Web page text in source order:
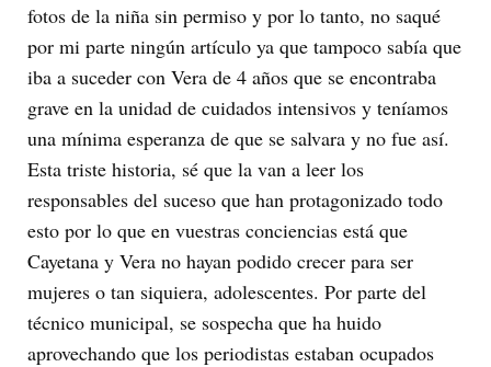
fotos de la niña sin permiso y por lo tanto, no saqué
por mi parte ningún artículo ya que tampoco sabía que
iba a suceder con Vera de 4 años que se encontraba
grave en la unidad de cuidados intensivos y teníamos
una mínima esperanza de que se salvara y no fue así.
Esta triste historia, sé que la van a leer los
responsables del suceso que han protagonizado todo
esto por lo que en vuestras conciencias está que
Cayetana y Vera no hayan podido crecer para ser
mujeres o tan siquiera, adolescentes. Por parte del
técnico municipal, se sospecha que ha huido
aprovechando que los periodistas estaban ocupados